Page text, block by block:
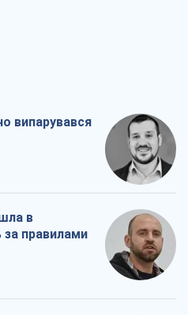
випарувався
в
правилами